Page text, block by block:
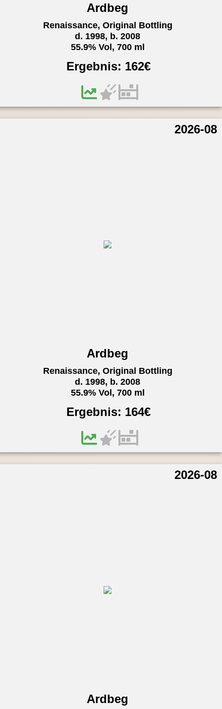
Ardbeg
Renaissance, Original Bottling
d. 1998, b. 2008
55.9% Vol, 700 ml
Ergebnis: 162€
2026-08
Ardbeg
Renaissance, Original Bottling
d. 1998, b. 2008
55.9% Vol, 700 ml
Ergebnis: 164€
2026-08
Ardbeg